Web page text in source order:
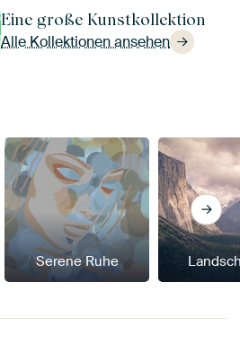
Eine große Kunstkollektion
Alle Kollektionen ansehen
Serene Ruhe